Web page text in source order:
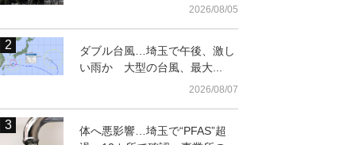
2026/08/05
ダブル台風…埼玉で午後、激し
い雨か 大型の台風、最大...
2026/08/07
体へ悪影響…埼玉で“PFAS”超